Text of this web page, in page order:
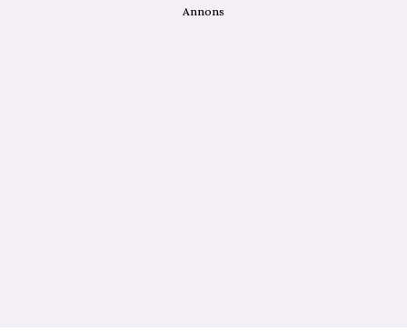
Annons